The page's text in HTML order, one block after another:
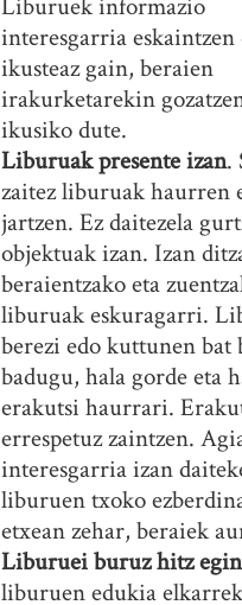
Liburuek informazio
interesgarria
ikusteaz gain, beraien
irakurketarekin
ikusiko dute.
Liburuak presente izan.
zaitez liburuak haurren
jartzen. Ez daitezela
objektuak izan. Izan
beraientzako eta
liburuak eskuragarri.
berezi edo kuttunen bat
badugu, hala gorde eta
erakutsi haurrari.
errespetuz zaintzen.
interesgarria izan
liburuen txoko
etxean zehar, beraiek
Liburuei buruz hitz
liburuen edukia